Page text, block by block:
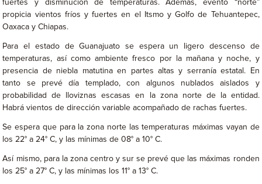
fuertes y disminución de temperaturas. Además, evento “norte”
propicia vientos fríos y fuertes en el Itsmo y Golfo de Tehuantepec,
Oaxaca y Chiapas.
Para el estado de Guanajuato se espera un ligero descenso de
temperaturas, así como ambiente fresco por la mañana y noche, y
presencia de niebla matutina en partes altas y serranía estatal. En
tanto se prevé día templado, con algunos nublados aislados y
probabilidad de lloviznas escasas en la zona norte de la entidad.
Habrá vientos de dirección variable acompañado de rachas fuertes.
Se espera que para la zona norte las temperaturas máximas vayan de
los 22° a 24° C, y las mínimas de 08° a 10° C.
Así mismo, para la zona centro y sur se prevé que las máximas ronden
los 25° a 27° C, y las mínimas los 11° a 13° C.